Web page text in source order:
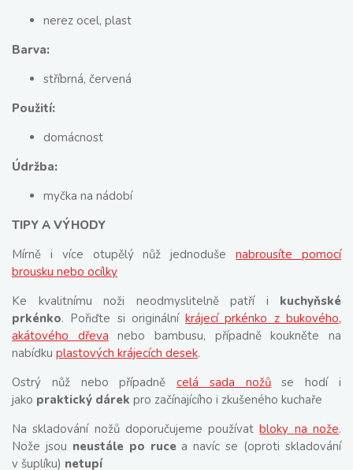
nerez ocel, plast
Barva:
stříbrná, červená
Použití:
domácnost
Údržba:
myčka na nádobí
TIPY A VÝHODY
Mírně i více otupělý nůž jednodušenabrousíte pomocí
brousku nebo ocílky
Ke kvalitnímu noži neodmyslitelně patří i kuchyňské
prkénko. Pořiďte si originálníkrájecí prkénko z bukového,
akátového dřeva nebo bambusu, případně koukněte na
nabídku plastových krájecích desek.
Ostrý nůž nebo případněcelá sada nožůse hodí i
jako praktický dárek pro začínajícího i zkušeného kuchaře
Na skladování nožů doporučujeme používatbloky na nože.
Nože jsou neustále po rucea navíc se (oproti skladování
v šuplíku) netupí